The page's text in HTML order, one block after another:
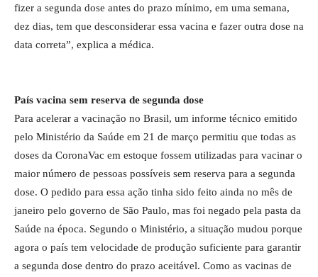
fizer a segunda dose antes do prazo mínimo, em uma semana,
dez dias, tem que desconsiderar essa vacina e fazer outra dose na
data correta”, explica a médica.
País vacina sem reserva de segunda dose
Para acelerar a vacinação no Brasil, um informe técnico emitido
pelo Ministério da Saúde em 21 de março permitiu que todas as
doses da CoronaVac em estoque fossem utilizadas para vacinar o
maior número de pessoas possíveis sem reserva para a segunda
dose. O pedido para essa ação tinha sido feito ainda no mês de
janeiro pelo governo de São Paulo, mas foi negado pela pasta da
Saúde na época. Segundo o Ministério, a situação mudou porque
agora o país tem velocidade de produção suficiente para garantir
a segunda dose dentro do prazo aceitável. Como as vacinas de